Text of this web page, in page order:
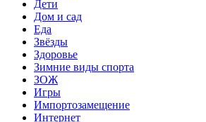
Дети
Дом и сад
Еда
Звёзды
Здоровье
Зимние виды спорта
ЗОЖ
Игры
Импортозамещение
Интернет